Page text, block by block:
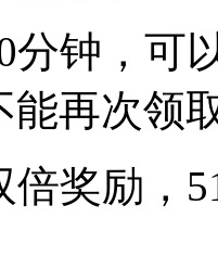
分钟，可
能再次领
倍奖励，